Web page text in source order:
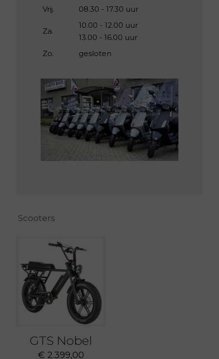
Vrij.
08.30 - 17.30 uur
Za.
10.00 - 12.00 uur
13.00 - 16.00 uur
Zo.
gesloten
Scooters
GTS Nobel
€ 2.399,00